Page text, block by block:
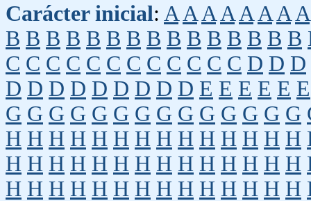
Carácter inicial: A A A A A A A A
B B B B B B B B B B B B B B B
C C C C C C C C C C C C D D D
D D D D D D D D D E E E E E E
G G G G G G G G G G G G G G
H H H H H H H H H H H H H H
H H H H H H H H H H H H H H
H H H H H H H H H H H H H H